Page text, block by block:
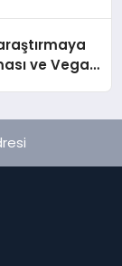
ve Vegan